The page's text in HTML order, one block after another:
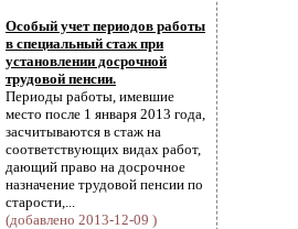
Особый учет периодов работы
в специальный стаж при
установлении досрочной
трудовой пенсии.
Периоды работы, имевшие
место после 1 января 2013 года,
засчитываются в стаж на
соответствующих видах работ,
дающий право на досрочное
назначение трудовой пенсии по
старости,...
(добавлено 2013-12-09 )